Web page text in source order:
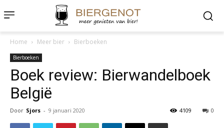
Home Meer bier Bierboeken
Bierboeken
Boek review: Bierwandelboek
België
Door Sjors - 9 januari 2020 0
4109